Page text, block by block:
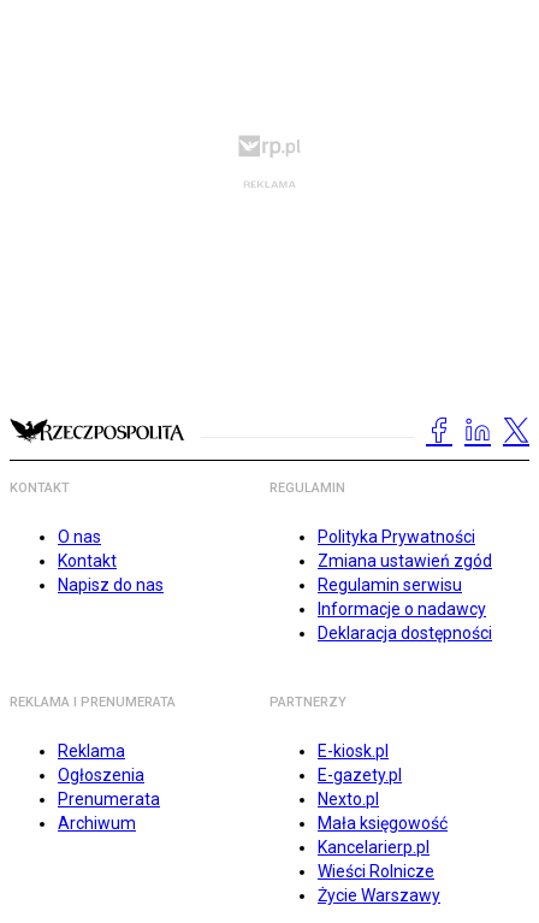
KONTAKT
O nas
Kontakt
Napisz do nas
REGULAMIN
Polityka Prywatności
Zmiana ustawień zgód
Regulamin serwisu
Informacje o nadawcy
Deklaracja dostępności
REKLAMA I PRENUMERATA
Reklama
Ogłoszenia
Prenumerata
Archiwum
PARTNERZY
E-kiosk.pl
E-gazety.pl
Nexto.pl
Mała księgowość
Kancelarierp.pl
Wieści Rolnicze
Życie Warszawy